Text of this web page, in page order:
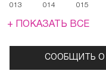
013 014 015
+ ПОКАЗАТЬ ВСЕ
СООБЩИТЬ О